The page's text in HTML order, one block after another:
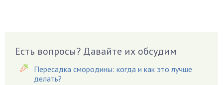
Вредители
Гардения
Гацания
Есть вопросы? Давайте их обсудим
Пересадка смородины: когда и как это лучше
делать?